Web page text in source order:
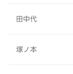
田中代
塚ノ本